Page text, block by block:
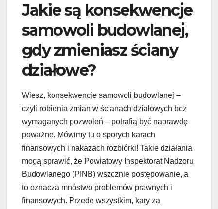
Jakie są konsekwencje
samowoli budowlanej,
gdy zmieniasz ściany
działowe?
Wiesz, konsekwencje samowoli budowlanej –
czyli robienia zmian w ścianach działowych bez
wymaganych pozwoleń – potrafią być naprawdę
poważne. Mówimy tu o sporych karach
finansowych i nakazach rozbiórki! Takie działania
mogą sprawić, że Powiatowy Inspektorat Nadzoru
Budowlanego (PINB) wszcznie postępowanie, a
to oznacza mnóstwo problemów prawnych i
finansowych. Przede wszystkim, kary za